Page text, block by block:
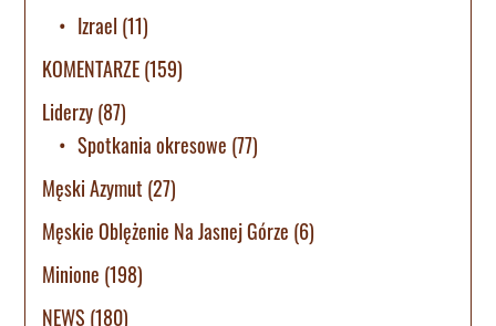
Izrael (11)
KOMENTARZE(159)
Liderzy(87)
Spotkania okresowe (77)
Męski Azymut (27)
Męskie Oblężenie Na Jasnej Górze (6)
Minione (198)
NEWS (180)